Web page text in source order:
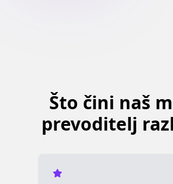
Što čini naš
prevoditelj